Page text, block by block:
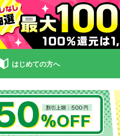
はじめての方へ